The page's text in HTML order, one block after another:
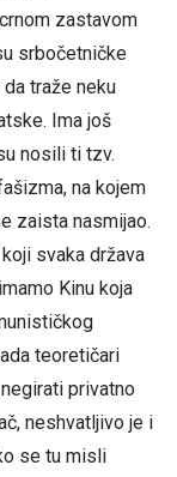
zastavom
srbočetničke
traže neku
Ima još
nosili ti tzv.
na kojem
zaista nasmijao.
svaka država
Kinu koja
teoretičari
privatno
neshvatljivo je i
se tu misli